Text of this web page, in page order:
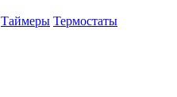
Таймеры Термостаты